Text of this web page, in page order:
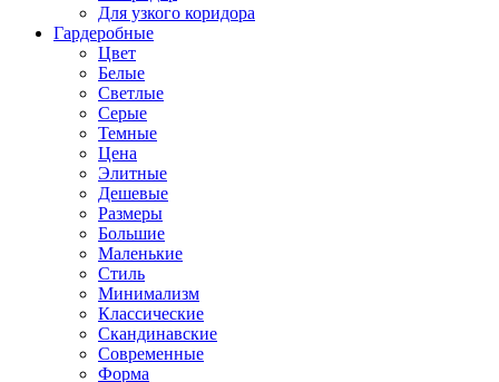
Для узкого коридора
Гардеробные
Цвет
Белые
Светлые
Серые
Темные
Цена
Элитные
Дешевые
Размеры
Большие
Маленькие
Стиль
Минимализм
Классические
Скандинавские
Современные
Форма